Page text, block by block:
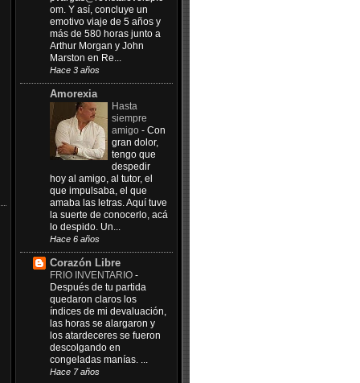
om. Y así, concluye un
emotivo viaje de 5 años y
más de 580 horas junto a
Arthur Morgan y John
Marston en Re...
Hace 3 años
Amorexia
Hasta
siempre
amigo - Con
gran dolor,
tengo que
despedir
hoy al amigo, al tutor, el
que impulsaba, el que
amaba las letras. Aquí tuve
la suerte de conocerlo, acá
lo despido. Un...
Hace 6 años
Corazón Libre
FRIO INVENTARIO -
Después de tu partida
quedaron claros los
índices de mi devaluación,
las horas se alargaron y
los atardeceres se fueron
descolgando en
congeladas manías. ...
Hace 7 años